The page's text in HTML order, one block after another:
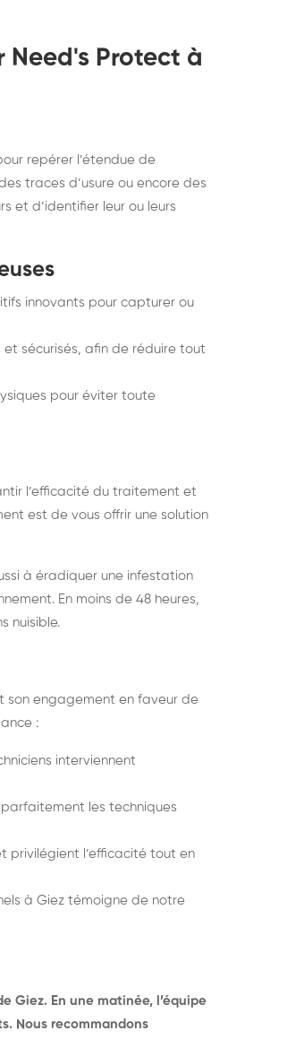
Need's Protect à
repérer l’étendue de
traces d’usure ou encore des
et d’identifier leur ou leurs
innovants pour capturer ou
sécurisés, afin de réduire tout
pour éviter toute
l’efficacité du traitement et
est de vous offrir une solution
à éradiquer une infestation
En moins de 48 heures,
nuisible.
son engagement en faveur de
:
interviennent
les techniques
privilégient l’efficacité tout en
à Giez témoigne de notre
Giez. En une matinée, l’équipe
Nous recommandons